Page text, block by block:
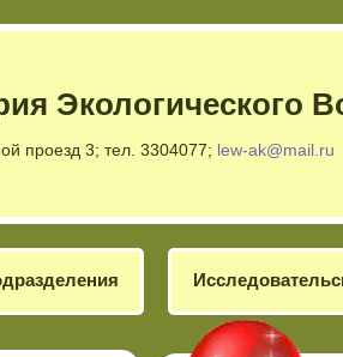
Экологического
проезд 3; тел. 3304077; lew-ak@mail.ru